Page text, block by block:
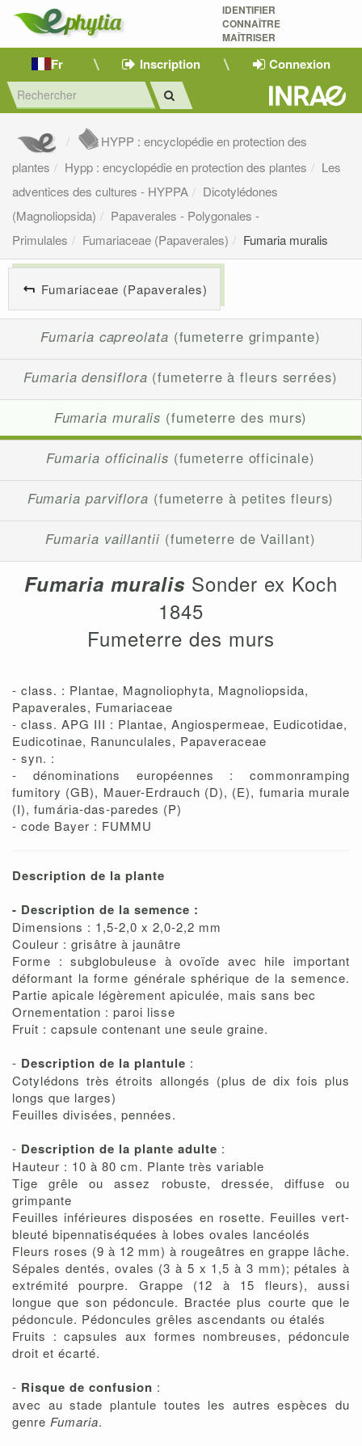
IDENTIFIER
CONNAÎTRE
MAÎTRISER
Fr Inscription Connexion
HYPP : encyclopédie en protection des
plantes
Hypp : encyclopédie en protection des plantes
Les
adventices des cultures - HYPPA
Dicotylédones
(Magnoliopsida)
Papaverales - Polygonales -
Primulales
Fumariaceae (Papaverales) Fumaria muralis
Fumariaceae (Papaverales)
Fumaria capreolata (fumeterre grimpante)
Fumaria densiflora (fumeterre à fleurs serrées)
Fumaria muralis (fumeterre des murs)
Fumaria officinalis (fumeterre officinale)
Fumaria parviflora (fumeterre à petites fleurs)
Fumaria vaillantii(fumeterre de Vaillant)
Fumaria muralis Sonder ex Koch
1845
Fumeterre des murs
- class. : Plantae, Magnoliophyta, Magnoliopsida,
Papaverales, Fumariaceae
- class. APG III : Plantae, Angiospermeae, Eudicotidae,
Eudicotinae, Ranunculales, Papaveraceae
- syn. :
- dénominations européennes : commonramping
fumitory (GB), Mauer-Erdrauch (D), (E), fumaria murale
(I), fumária-das-paredes (P)
- code Bayer : FUMMU
Description de la plante
- Description de la semence :
Dimensions : 1,5-2,0 x 2,0-2,2 mm
Couleur : grisâtre à jaunâtre
Forme : subglobuleuse à ovoïde avec hile important
déformant la forme générale sphérique de la semence.
Partie apicale légèrement apiculée, mais sans bec
Ornementation : paroi lisse
Fruit : capsule contenant une seule graine.
- Description de la plantule :
Cotylédons très étroits allongés (plus de dix fois plus
longs que larges)
Feuilles divisées, pennées.
- Description de la plante adulte :
Hauteur : 10 à 80 cm. Plante très variable
Tige grêle ou assez robuste, dressée, diffuse ou
grimpante
Feuilles inférieures disposées en rosette. Feuilles vert-
bleuté bipennatiséquées à lobes ovales lancéolés
Fleurs roses (9 à 12 mm) à rougeâtres en grappe lâche.
Sépales dentés, ovales (3 à 5 x 1,5 à 3 mm); pétales à
extrémité pourpre. Grappe (12 à 15 fleurs), aussi
longue que son pédoncule. Bractée plus courte que le
pédoncule. Pédoncules grêles ascendants ou étalés
Fruits : capsules aux formes nombreuses, pédoncule
droit et écarté.
- Risque de confusion :
avec au stade plantule toutes les autres espèces du
genre Fumaria.